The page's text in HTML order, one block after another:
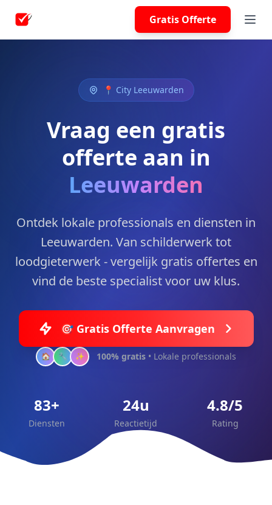
Gratis Offerte
📍 City Leeuwarden
Vraag een gratis
offerte aan in
Leeuwarden
Ontdek lokale professionals en diensten in
Leeuwarden. Van schilderwerk tot
loodgieterwerk - vergelijk gratis offertes en
vind de beste specialist voor uw klus.
🎯 Gratis Offerte Aanvragen
🏠 🔧 ✨ 100% gratis • Lokale professionals
83+
Diensten
24u
Reactietijd
4.8/5
Rating